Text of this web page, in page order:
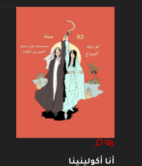
أنا أكولينينا